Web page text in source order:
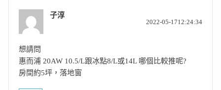
子淳
2022-05-1712:24:34
想請問
惠而浦 20AW 10.5/L跟冰點8/L或14L 哪個比較推呢?
房間約5坪，落地窗